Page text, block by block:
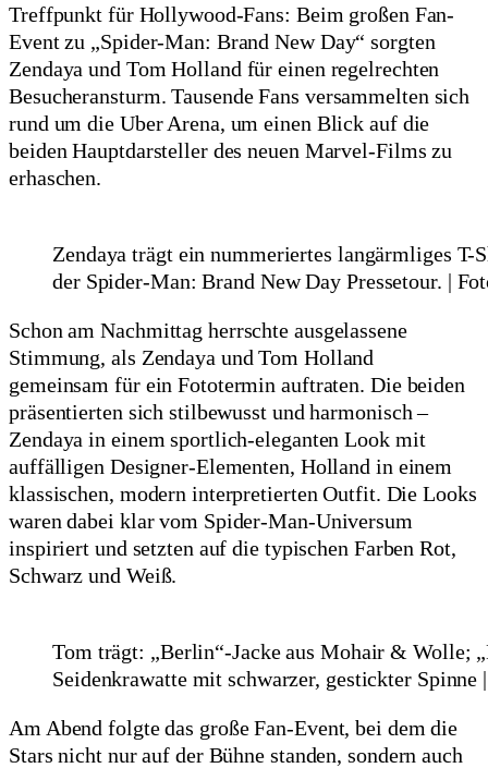
Treffpunkt für Hollywood-Fans: Beim großen Fan-
Event zu „Spider-Man: Brand New Day“ sorgten
Zendaya und Tom Holland für einen regelrechten
Besucheransturm. Tausende Fans versammelten sich
rund um die Uber Arena, um einen Blick auf die
beiden Hauptdarsteller des neuen Marvel-Films zu
erhaschen.
Zendaya trägt ein nummeriertes langärmliges
der Spider-Man: Brand New Day Pressetour. |
Schon am Nachmittag herrschte ausgelassene
Stimmung, als Zendaya und Tom Holland
gemeinsam für ein Fototermin auftraten. Die beiden
präsentierten sich stilbewusst und harmonisch –
Zendaya in einem sportlich-eleganten Look mit
auffälligen Designer-Elementen, Holland in einem
klassischen, modern interpretierten Outfit. Die Looks
waren dabei klar vom Spider-Man-Universum
inspiriert und setzten auf die typischen Farben Rot,
Schwarz und Weiß.
Tom trägt: „Berlin“-Jacke aus Mohair & Wolle;
Seidenkrawatte mit schwarzer, gestickter
Am Abend folgte das große Fan-Event, bei dem die
Stars nicht nur auf der Bühne standen, sondern auch